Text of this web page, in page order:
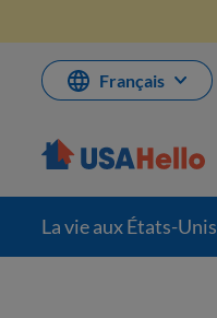
contenu
Français
La vie aux États-Unis